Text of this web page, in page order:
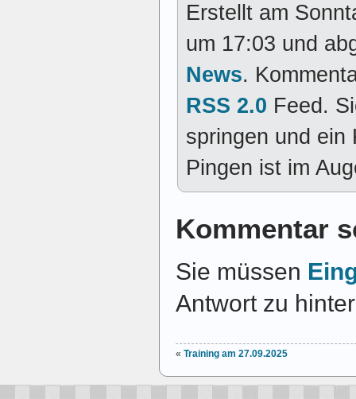
Erstellt am
um 17:03 und
News.
RSS 2.0 Feed.
springen und ein
Pingen ist im
Kommentar
Sie müssen
Antwort zu
« Training am 27.09.2025